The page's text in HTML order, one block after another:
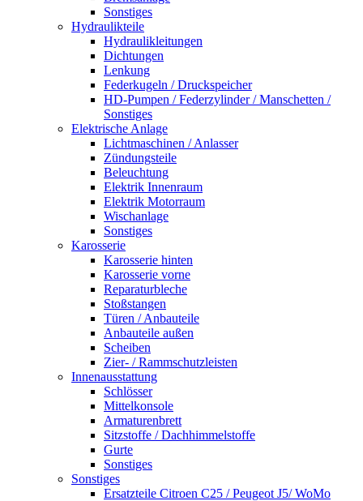
Sonstiges
Hydraulikteile
Hydraulikleitungen
Dichtungen
Lenkung
Federkugeln / Druckspeicher
HD-Pumpen / Federzylinder / Manschetten /
Sonstiges
Elektrische Anlage
Lichtmaschinen / Anlasser
Zündungsteile
Beleuchtung
Elektrik Innenraum
Elektrik Motorraum
Wischanlage
Sonstiges
Karosserie
Karosserie hinten
Karosserie vorne
Reparaturbleche
Stoßstangen
Türen / Anbauteile
Anbauteile außen
Scheiben
Zier- / Rammschutzleisten
Innenausstattung
Schlösser
Mittelkonsole
Armaturenbrett
Sitzstoffe / Dachhimmelstoffe
Gurte
Sonstiges
Sonstiges
Ersatzteile Citroen C25 / Peugeot J5/ WoMo